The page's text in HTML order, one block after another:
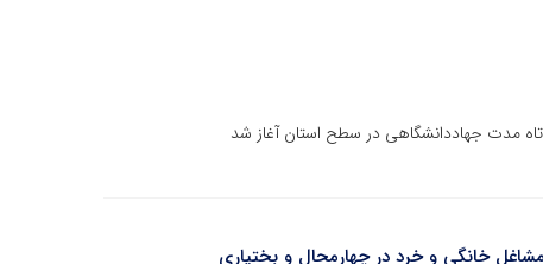
خانگی و خرد در چهارمحال و بختیاری